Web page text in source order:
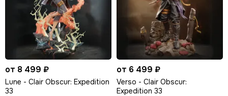
от 8 499 ₽
Lune - Clair Obscur: Expedition
33
от 6 499 ₽
Verso - Clair Obscur:
Expedition 33